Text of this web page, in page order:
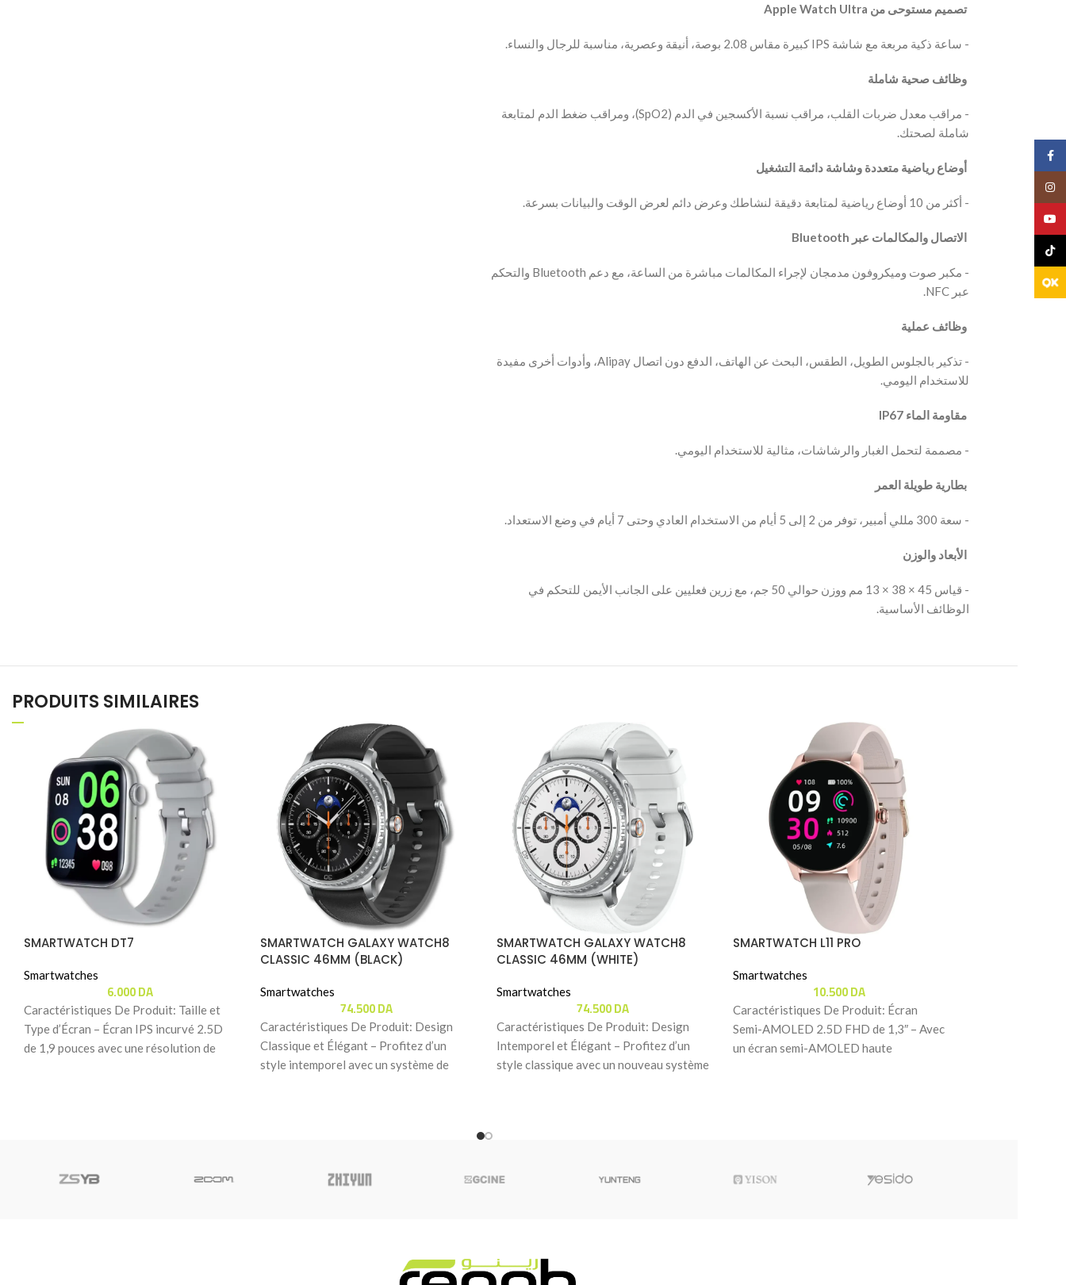
‫ تصميم مستوحى من Apple Watch Ultra
‫- ساعة ذكية مربعة مع شاشة IPS كبيرة مقاس 2.08 بوصة، أنيقة وعصرية، مناسبة للرجال والنساء.
‫ وظائف صحية شاملة
‫- مراقب معدل ضربات القلب، مراقب نسبة الأكسجين في الدم (SpO2)، ومراقب ضغط الدم لمتابعة
شاملة لصحتك.
‫ أوضاع رياضية متعددة وشاشة دائمة التشغيل
‫- أكثر من 10 أوضاع رياضية لمتابعة دقيقة لنشاطك وعرض دائم لعرض الوقت والبيانات بسرعة.
‫ الاتصال والمكالمات عبر Bluetooth
‫- مكبر صوت وميكروفون مدمجان لإجراء المكالمات مباشرة من الساعة، مع دعم Bluetooth والتحكم
عبر NFC.
‫ وظائف عملية
‫- تذكير بالجلوس الطويل، الطقس، البحث عن الهاتف، الدفع دون اتصال Alipay، وأدوات أخرى مفيدة
للاستخدام اليومي.
‫ مقاومة الماء IP67
‫- مصممة لتحمل الغبار والرشاشات، مثالية للاستخدام اليومي.
‫ بطارية طويلة العمر
‫- سعة 300 مللي أمبير، توفر من 2 إلى 5 أيام من الاستخدام العادي وحتى 7 أيام في وضع الاستعداد.
‫ الأبعاد والوزن
‫- قياس 45 × 38 × 13 مم ووزن حوالي 50 جم، مع زرين فعليين على الجانب الأيمن للتحكم في
الوظائف الأساسية.
PRODUITS SIMILAIRES
SMARTWATCH DT7
Smartwatches
6.000DA
Caractéristiques De Produit: Taille et
Type d’Écran – Écran IPS incurvé 2.5D
de 1,9 pouces avec une résolution de
SMARTWATCH GALAXY WATCH8
CLASSIC 46MM (BLACK)
Smartwatches
74.500DA
Caractéristiques De Produit: Design
Classique et Élégant – Profitez d’un
style intemporel avec un système de
SMARTWATCH GALAXY WATCH8
CLASSIC 46MM (WHITE)
Smartwatches
74.500DA
Caractéristiques De Produit: Design
Intemporel et Élégant – Profitez d’un
style classique avec un nouveau système
SMARTWATCH L11 PRO
Smartwatches
10.500DA
Caractéristiques De Produit: Écran
Semi-AMOLED 2.5D FHD de 1,3″ – Avec
un écran semi-AMOLED haute